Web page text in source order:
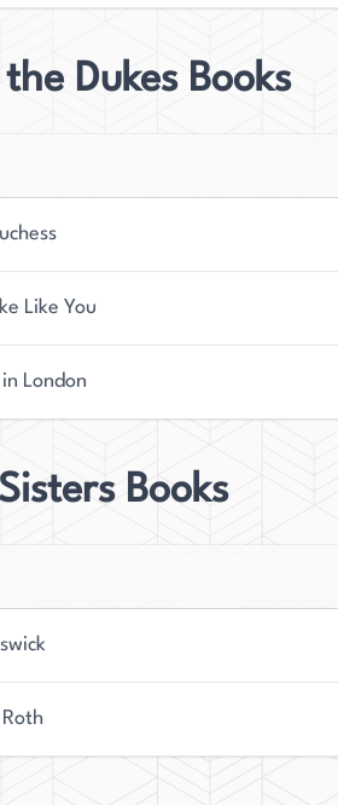
Dukes Books
Like You
London
Books